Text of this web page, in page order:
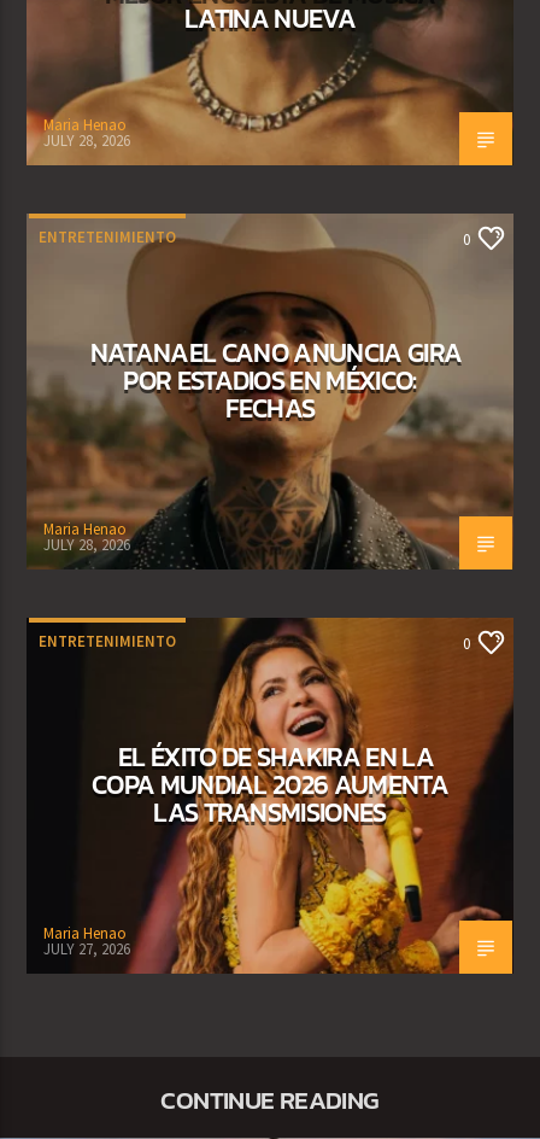
LATINA NUEVA
Maria Henao
JULY 28, 2026
ENTRETENIMIENTO 0
NATANAEL CANO ANUNCIA GIRA
POR ESTADIOS EN MÉXICO:
FECHAS
Maria Henao
JULY 28, 2026
ENTRETENIMIENTO 0
EL ÉXITO DE SHAKIRA EN LA
COPA MUNDIAL 2026 AUMENTA
LAS TRANSMISIONES
Maria Henao
JULY 27, 2026
CONTINUE READING